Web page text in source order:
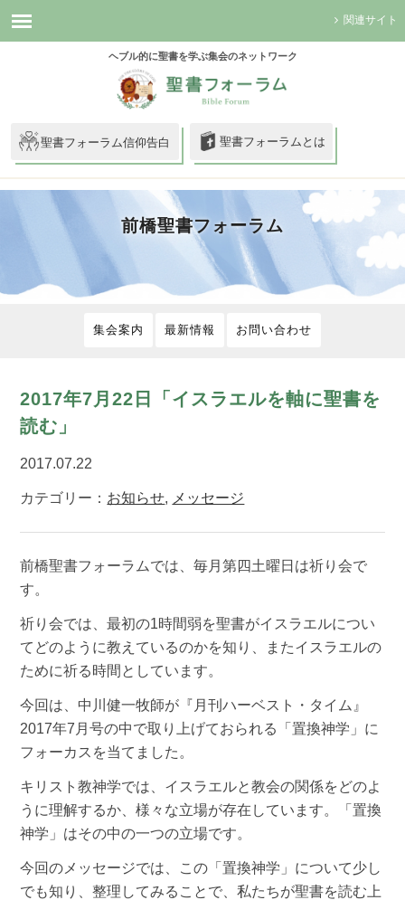
関連サイト
ヘブル的に聖書を学ぶ集会のネットワーク
聖書フォーラム信仰告白 聖書フォーラムとは
前橋聖書フォーラム
集会案内 最新情報 お問い合わせ
2017年7月22日「イスラエルを軸に聖書を
読む」
2017.07.22
カテゴリー： お知らせ, メッセージ
前橋聖書フォーラムでは、毎月第四土曜日は祈り会で
す。
祈り会では、最初の1時間弱を聖書がイスラエルについ
てどのように教えているのかを知り、またイスラエルの
ために祈る時間としています。
今回は、中川健一牧師が『月刊ハーベスト・タイム』
2017年7月号の中で取り上げておられる「置換神学」に
フォーカスを当てました。
キリスト教神学では、イスラエルと教会の関係をどのよ
うに理解するか、様々な立場が存在しています。「置換
神学」はその中の一つの立場です。
今回のメッセージでは、この「置換神学」について少し
でも知り、整理してみることで、私たちが聖書を読む上